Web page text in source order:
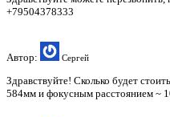
+79504378333
Автор: Сергей
Здравствуйте! Сколько будет
584мм и фокусным расстоянием ~